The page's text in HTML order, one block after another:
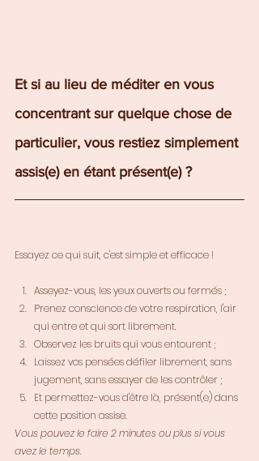
Et si au lieu de méditer en vous
concentrant sur quelque chose de
particulier, vous restiez simplement
assis(e) en étant présent(e) ?
Essayez ce qui suit, c'est simple et efficace !
Asseyez-vous, les yeux ouverts ou fermés ;
Prenez conscience de votre respiration, l'air
qui entre et qui sort librement.
Observez les bruits qui vous entourent ;
Laissez vos pensées défiler librement, sans
jugement, sans essayer de les contrôler ;
Et permettez-vous d'être là, présent(e) dans
cette position assise.
Vous pouvez le faire 2 minutes ou plus si vous
avez le temps.